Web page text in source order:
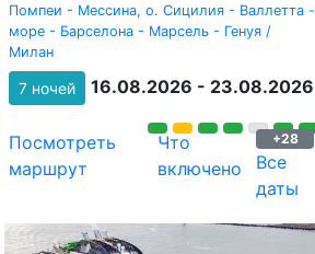
Помпеи - Мессина, о. Сицилия - Валлетта -
море - Барселона - Марсель - Генуя /
Милан
7 ночей 16.08.2026 - 23.08.2026
Посмотреть
маршрут
Что
включено
+28
Все
даты